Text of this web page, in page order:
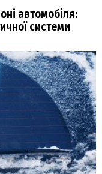
автомобіля:
системи